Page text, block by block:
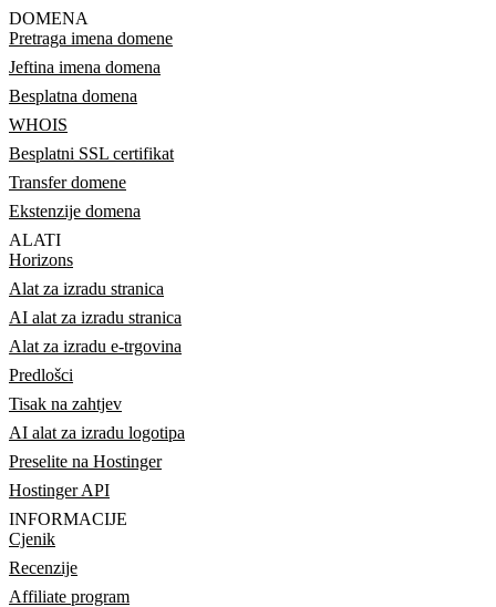
DOMENA
Pretraga imena domene
Jeftina imena domena
Besplatna domena
WHOIS
Besplatni SSL certifikat
Transfer domene
Ekstenzije domena
ALATI
Horizons
Alat za izradu stranica
AI alat za izradu stranica
Alat za izradu e-trgovina
Predlošci
Tisak na zahtjev
AI alat za izradu logotipa
Preselite na Hostinger
Hostinger API
INFORMACIJE
Cjenik
Recenzije
Affiliate program